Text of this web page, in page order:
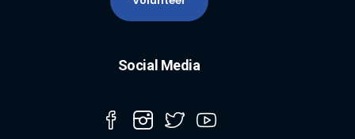
Social Media